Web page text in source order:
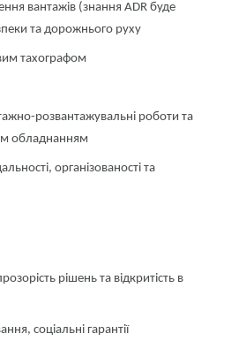
вантажів (знання ADR буде
та дорожнього руху
тахографом
розвантажувальні роботи та
обладнанням
організованості та
рішень та відкритість в
соціальні гарантії